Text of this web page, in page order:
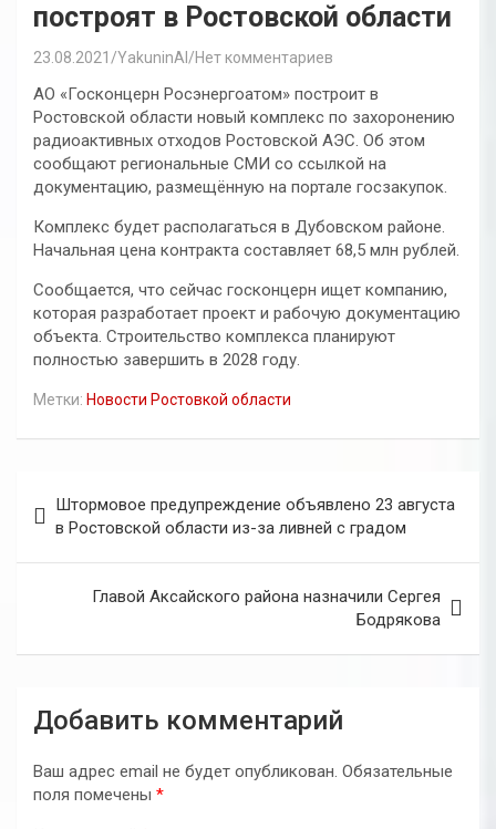
построят в Ростовской области
23.08.2021 YakuninAI Нет комментариев
АО «Госконцерн Росэнергоатом» построит в
Ростовской области новый комплекс по захоронению
радиоактивных отходов Ростовской АЭС. Об этом
сообщают региональные СМИ со ссылкой на
документацию, размещённую на портале госзакупок.
Комплекс будет располагаться в Дубовском районе.
Начальная цена контракта составляет 68,5 млн рублей.
Сообщается, что сейчас госконцерн ищет компанию,
которая разработает проект и рабочую документацию
объекта. Строительство комплекса планируют
полностью завершить в 2028 году.
Метки: Новости Ростовкой области
по
записям
Штормовое предупреждение объявлено 23 августа
в Ростовской области из-за ливней с градом
Главой Аксайского района назначили Сергея
Бодрякова
Добавить комментарий
Ваш адрес email не будет опубликован. Обязательные
поля помечены *